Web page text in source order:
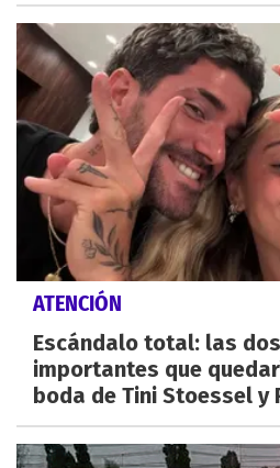
ATENCIÓN
Escándalo total: las
importantes que
boda de Tini Stoessel y